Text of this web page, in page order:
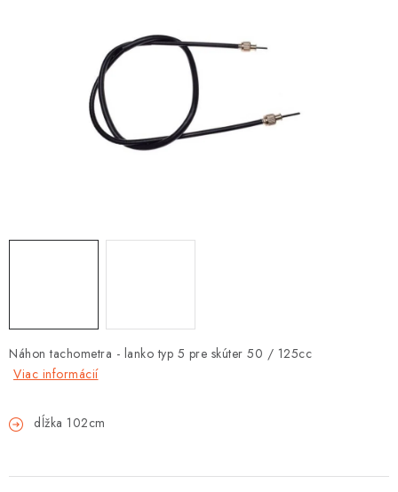
NÁPLNE A KVAPALINY
NÁHRADNÉ DIELY
Reklamácia a vrátenie tovaru
Obchodné podmienky
Tabuľky veľkostí odevov, prilieb a obuvi rôznych značiek
Náhon tachometra - lanko typ 5 pre skúter 50 / 125cc
Viac informácií
dĺžka 102cm